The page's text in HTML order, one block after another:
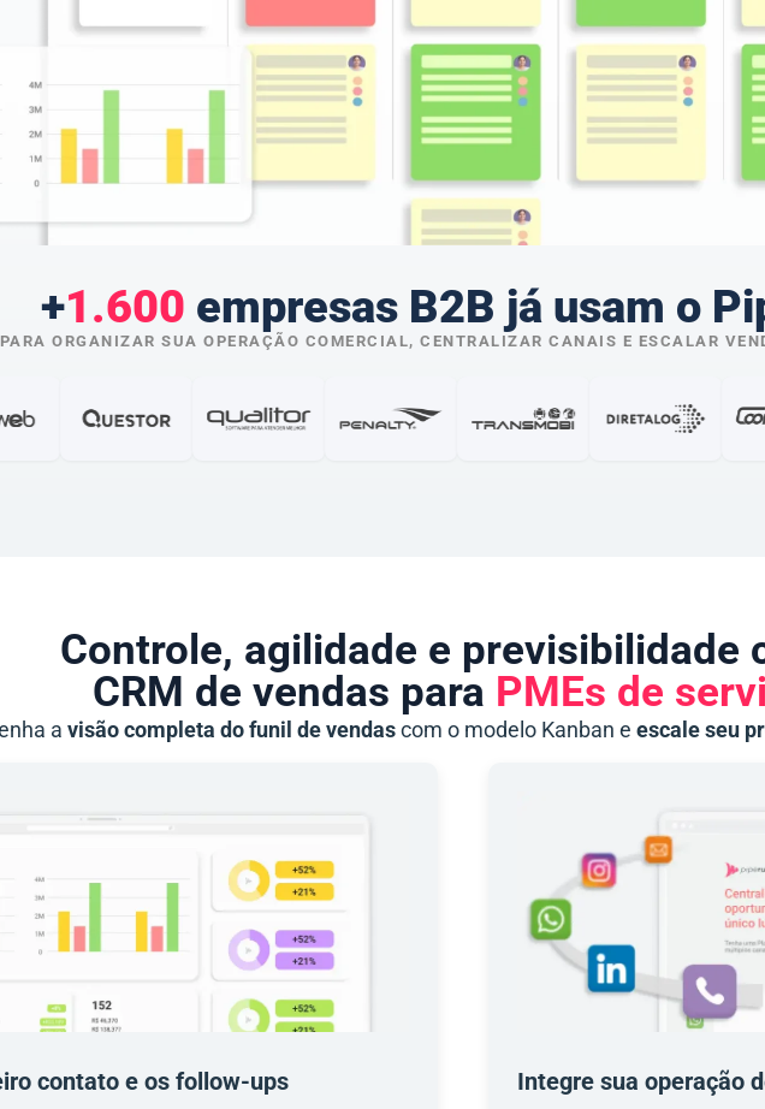
+1.600 empresas B2B já usam o
PARA ORGANIZAR SUA OPERAÇÃO COMERCIAL, CENTRALIZAR CANAIS E ESCALAR
Controle, agilidade e previsibilidade
CRM de vendas para PMEs de
a visão completa do funil de vendascom o modelo Kanban e escale seu
contato e os follow-ups Integre sua operação